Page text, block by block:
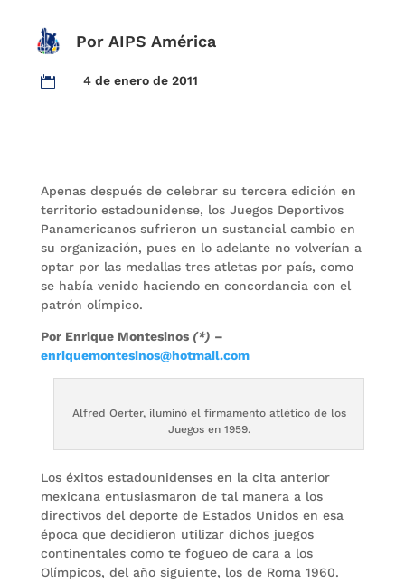
Por AIPS América
 4 de enero de 2011
Apenas después de celebrar su tercera edición en
territorio estadounidense, los Juegos Deportivos
Panamericanos sufrieron un sustancial cambio en
su organización, pues en lo adelante no volverían a
optar por las medallas tres atletas por país, como
se había venido haciendo en concordancia con el
patrón olímpico.
Por Enrique Montesinos (*) –
enriquemontesinos@hotmail.com
Alfred Oerter, iluminó el firmamento atlético de los
Juegos en 1959.
Los éxitos estadounidenses en la cita anterior
mexicana entusiasmaron de tal manera a los
directivos del deporte de Estados Unidos en esa
época que decidieron utilizar dichos juegos
continentales como te fogueo de cara a los
Olímpicos, del año siguiente, los de Roma 1960.